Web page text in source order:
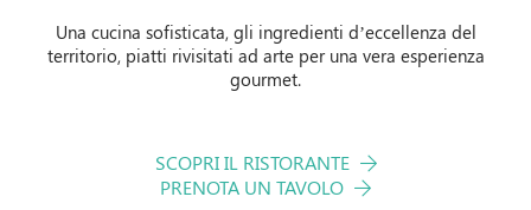
della
online:
della
online:
della
online:
della
online:
della
online:
1 2
Una cucina sofisticata, gli ingredienti d’eccellenza del
territorio, piatti rivisitati ad arte per una vera esperienza
gourmet.
SCOPRI IL RISTORANTE
PRENOTA UN TAVOLO